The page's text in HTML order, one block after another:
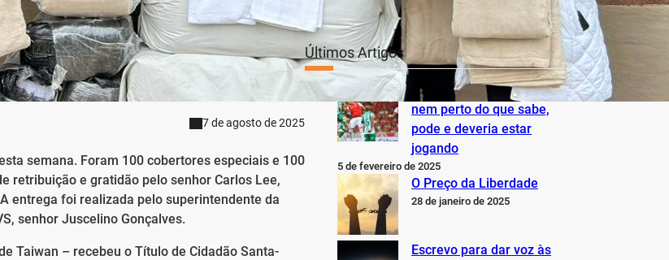
7 de agosto de 2025
semana. Foram 100 cobertores especiais e 100
retribuição e gratidão pelo senhor Carlos Lee,
entrega foi realizada pelo superintendente da
senhor Juscelino Gonçalves.
Taiwan – recebeu o Título de Cidadão Santa-
Últimos Artigos
O Inter não está jogando
nem perto do que sabe,
pode e deveria estar
jogando
5 de fevereiro de 2025
O Preço da Liberdade
28 de janeiro de 2025
Escrevo para dar voz às